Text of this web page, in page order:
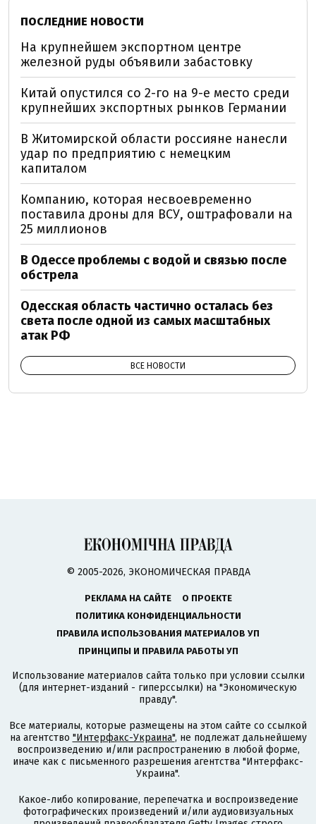
ПОСЛЕДНИЕ НОВОСТИ
На крупнейшем экспортном центре
железной руды объявили забастовку
Китай опустился со 2-го на 9-е место среди
крупнейших экспортных рынков Германии
В Житомирской области россияне нанесли
удар по предприятию с немецким
капиталом
Компанию, которая несвоевременно
поставила дроны для ВСУ, оштрафовали на
25 миллионов
В Одессе проблемы с водой и связью после
обстрела
Одесская область частично осталась без
света после одной из самых масштабных
атак РФ
ВСЕ НОВОСТИ
© 2005-2026, ЭКОНОМИЧЕСКАЯ ПРАВДА
РЕКЛАМА НА САЙТЕ
О ПРОЕКТЕ
ПОЛИТИКА КОНФИДЕНЦИАЛЬНОСТИ
ПРАВИЛА ИСПОЛЬЗОВАНИЯ МАТЕРИАЛОВ УП
ПРИНЦИПЫ И ПРАВИЛА РАБОТЫ УП
Использование материалов сайта только при условии ссылки
(для интернет-изданий - гиперссылки) на "Экономическую
правду".
Все материалы, которые размещены на этом сайте со ссылкой
на агентство "Интерфакс-Украина", не подлежат дальнейшему
воспроизведению и/или распространению в любой форме,
иначе как с письменного разрешения агентства "Интерфакс-
Украина".
Какое-либо копирование, перепечатка и воспроизведение
фотографических произведений и/или аудиовизуальных